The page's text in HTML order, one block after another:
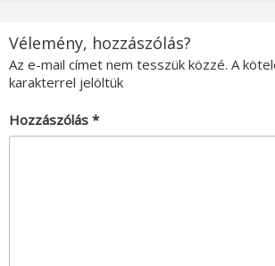
Vélemény, hozzászólás?
Az e-mail címet nem tesszük közzé. A
karakterrel jelöltük
Hozzászólás *